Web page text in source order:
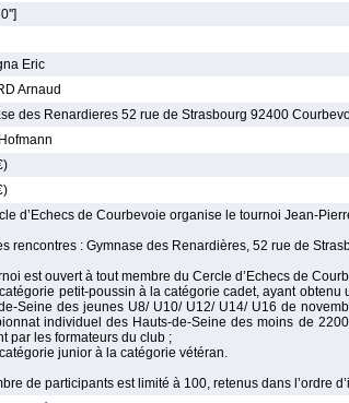
Eric
Arnaud
des Renardieres 52 rue de Strasbourg 92400
d’Echecs de Courbevoie organise le tournoi Jean-
rencontres : Gymnase des Renardières, 52 rue de
est ouvert à tout membre du Cercle d’Echecs de
petit-poussin à la catégorie cadet, ayant
Seine des jeunes U8/ U10/ U12/ U14/ U16 de
individuel des Hauts-de-Seine des moins de
par les formateurs du club ;
junior à la catégorie vétéran.
de participants est limité à 100, retenus dans l’ordre